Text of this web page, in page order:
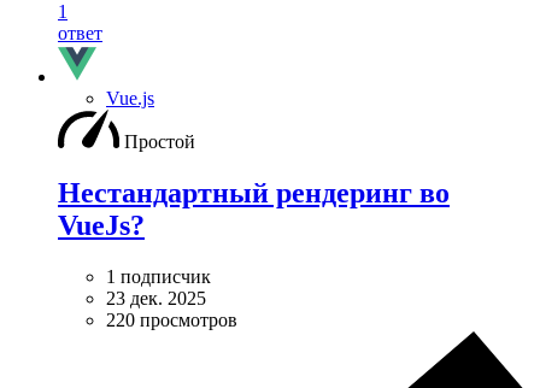
1
ответ
Vue.js
Простой
Нестандартный рендеринг во
VueJs?
1 подписчик
23 дек. 2025
220 просмотров